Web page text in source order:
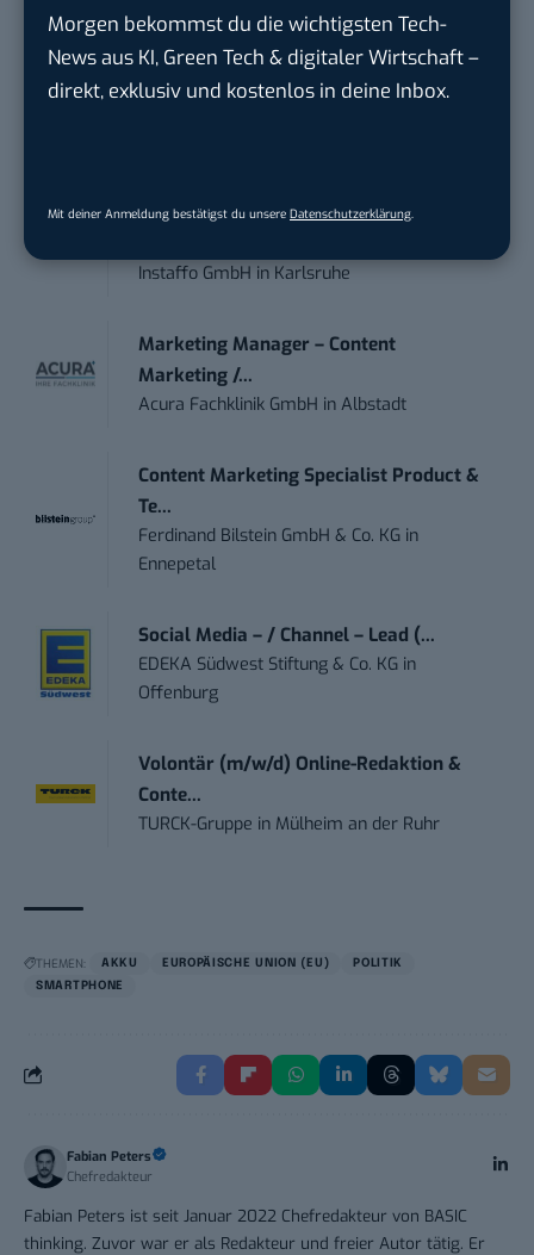
Morgen bekommst du die wichtigsten Tech-
News aus KI, Green Tech & digitaler Wirtschaft –
direkt, exklusiv und kostenlos in deine Inbox.
Mit deiner Anmeldung bestätigst du unsere Datenschutzerklärung.
Social Media Manager – Content
Creation...
IT Sales & Online Marketing Manager
Instaffo GmbH in Karlsruhe
Marketing Manager – Content
Marketing /...
Acura Fachklinik GmbH inAlbstadt
Content Marketing Specialist Product &
Te...
Ferdinand Bilstein GmbH & Co. KG in
Ennepetal
Social Media – / Channel – Lead (...
EDEKA Südwest Stiftung & Co. KG in
Offenburg
Volontär (m/w/d) Online-Redaktion &
Conte...
TURCK-Gruppe in Mülheim an der Ruhr
THEMEN: AKKU EUROPÄISCHE UNION (EU)
POLITIK
SMARTPHONE
Fabian Peters
Chefredakteur
Fabian Peters ist seit Januar 2022 Chefredakteur von BASIC
thinking. Zuvor war er als Redakteur und freier Autor tätig. Er